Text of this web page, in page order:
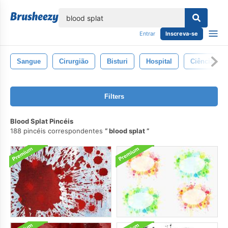
Entrar Inscreva-se
Sangue Cirurgião Bisturi Hospital Ciência
Filters
Blood Splat Pincéis
188 pincéis correspondentes
blood splat